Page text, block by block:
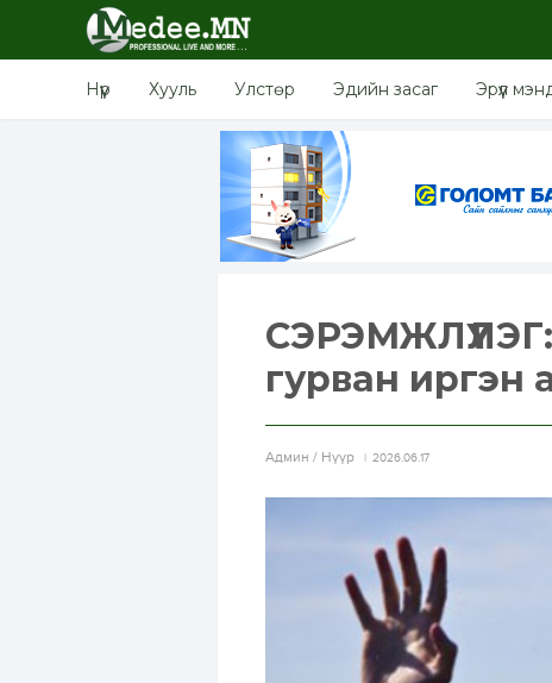
Нүүр Хууль Улстөр Эдийн засаг Эрүүл
гурван иргэн
Aдмин / Нүүр 2026.06.17